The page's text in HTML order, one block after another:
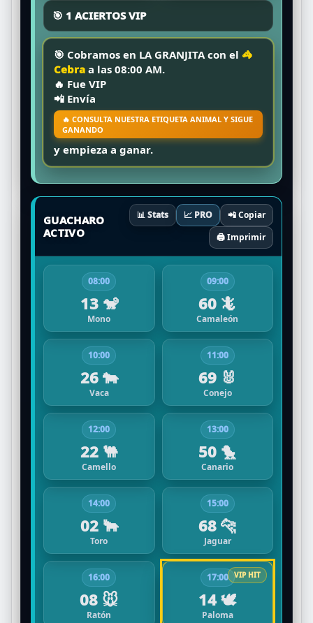
🎯 1 ACIERTOS VIP
🎯 Cobramos en LA GRANJITA con el 🦓
Cebra a las 08:00 AM.
🔥 Fue VIP
📲 Envía
🔥 CONSULTA NUESTRA ETIQUETA ANIMAL Y SIGUE
GANANDO
y empieza a ganar.
GUACHARO
ACTIVO
📊 Stats 📈 PRO
📲 Copiar
🖨️ Imprimir
08:00
13 🐒
Mono
09:00
60 🦎
Camaleón
10:00
26 🐄
Vaca
11:00
69 🐰
Conejo
12:00
22 🐫
Camello
13:00
50 🐤
Canario
14:00
02 🐂
Toro
15:00
68 🐆
Jaguar
16:00
08 🐭
Ratón
17:00
14 🕊️
Paloma